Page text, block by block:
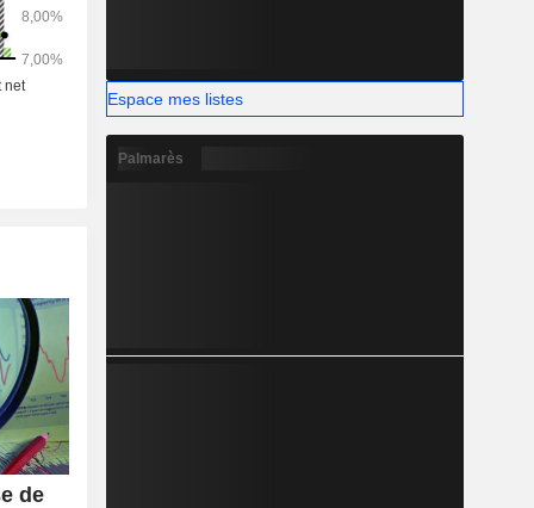
de
Espace mes listes
Palmarès